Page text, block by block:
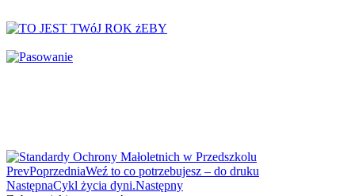
Dinozaury
Dni Tygodnia
Dzień Bezpiecznego Internetu
Dzień Chłopaka
PrevPoprzedniaWeź to co potrzebujesz – do druku
NastępnaCykl życia dyni.Następny